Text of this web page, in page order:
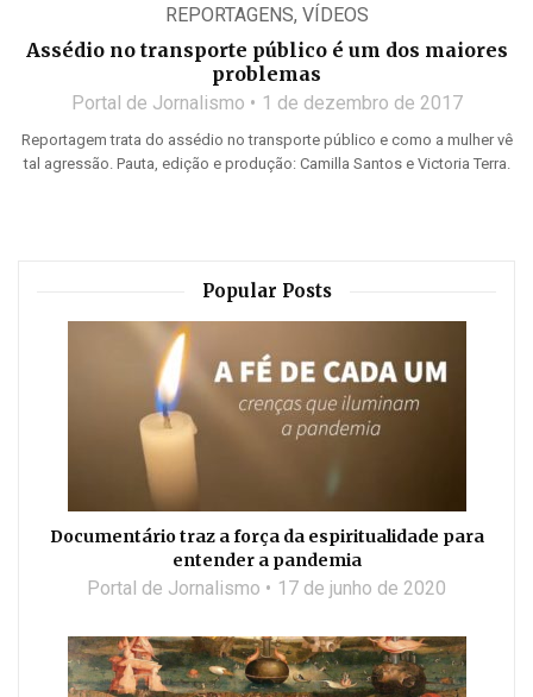
REPORTAGENS, VÍDEOS
Assédio no transporte público é um dos maiores
problemas
Portal de Jornalismo 1 de dezembro de 2017
Reportagem trata do assédio no transporte público e como a mulher vê
tal agressão. Pauta, edição e produção: Camilla Santos e Victoria Terra.
Popular Posts
Documentário traz a força da espiritualidade para
entender a pandemia
Portal de Jornalismo 17 de junho de 2020